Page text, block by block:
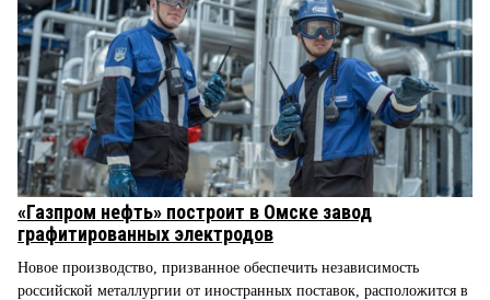
«Газпром нефть» построит в Омске завод
графитированных электродов
Новое производство, призванное обеспечить независимость
российской металлургии от иностранных поставок, расположится в